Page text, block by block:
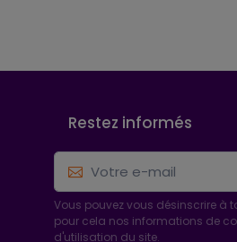
Restez informés
Vous pouvez vous désinscrire à
pour cela nos informations de
d'utilisation du site.